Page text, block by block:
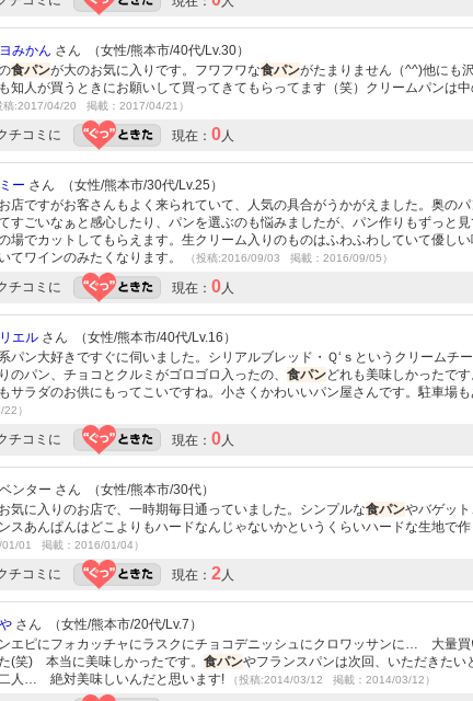
みかん さん （女性/熊本市/40代/Lv.30）
食パンが大のお気に入りです。フワフワな食パンがたまりません（^^)他にも
知人が買うときにお願いして買ってきてもらってます（笑）クリームパンは
稿:2017/04/20 掲載：2017/04/21）
チコミに 現在： 0人
ー さん （女性/熊本市/30代/Lv.25）
店ですがお客さんもよく来られていて、人気の具合がうかがえました。奥の
すごいなぁと感心したり、パンを選ぶのも悩みましたが、パン作りもずっと
場でカットしてもらえます。生クリーム入りのものはふわふわしていて優し
てワインのみたくなります。
（投稿:2016/09/03 掲載：2016/09/05）
チコミに 現在： 0人
エル さん （女性/熊本市/40代/Lv.16）
パン大好きですぐに伺いました。シリアルブレッド・Ｑ‘ｓというクリームチ
のパン、チョコとクルミがゴロゴロ入ったの、 食パンどれも美味しかったで
サラダのお供にもってこいですね。小さくかわいいパン屋さんです。駐車場も
）
チコミに 現在： 0人
ンター さん （女性/熊本市/30代）
気に入りのお店で、一時期毎日通っていました。シンプルな食パンやバゲッ
スあんぱんはどこよりもハードなんじゃないかというくらいハードな生地で
01 掲載：2016/01/04）
チコミに 現在： 2人
さん （女性/熊本市/20代/Lv.7）
エピにフォカッチャにラスクにチョコデニッシュにクロワッサンに… 大量買
(笑) 本当に美味しかったです。 食パンやフランスパンは次回、いただきたい
人… 絶対美味しいんだと思います!
（投稿:2014/03/12 掲載：2014/03/12）